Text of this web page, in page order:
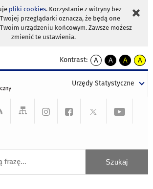
pliki cookies. Korzystanie z witryny bez
przeglądarki oznacza, że będą one
urządzeniu końcowym. Zawsze możesz
zmienić te ustawienia.
Kontrast:
A
kontrast
A
kontrast
tekst
czarnym
A
kontrast
tekst
czarnym
A
tekst
żółtym
Urzędy Statystyczne